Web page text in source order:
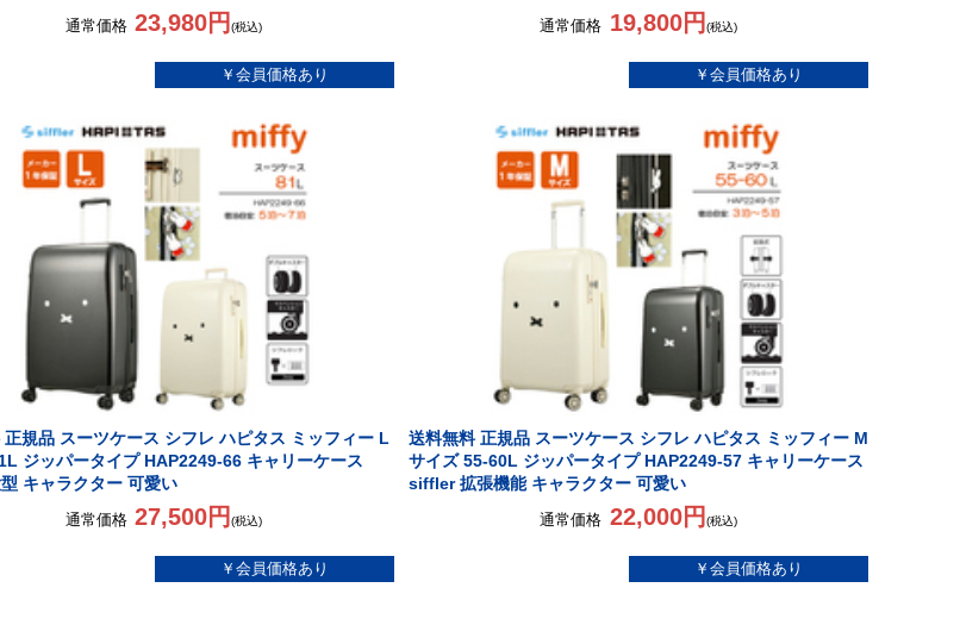
通常価格 23,980円(税込) 通常価格 19,800円 (税込)
正規品 スーツケース シフレ ハピタス ミッフィー L
ジッパータイプ HAP2249-66 キャリーケース
キャラクター 可愛い
通常価格 27,500円(税込)
送料無料 正規品 スーツケース シフレ ハピタス ミッフィー M
サイズ 55-60L ジッパータイプ HAP2249-57 キャリーケース
siffler 拡張機能 キャラクター 可愛い
通常価格 22,000円 (税込)